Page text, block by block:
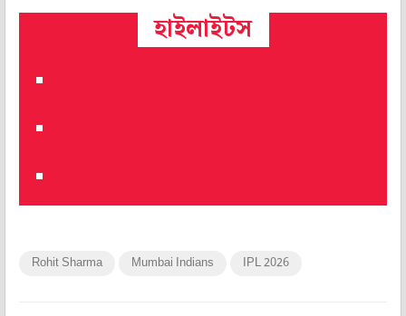
হাইলাইটস
Rohit Sharma Mumbai Indians IPL 2026